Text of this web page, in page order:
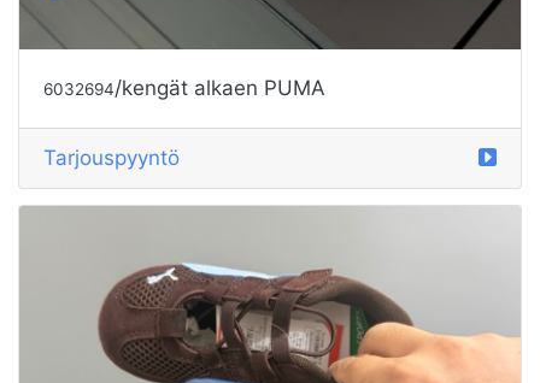
6032694/kengät alkaen PUMA
Tarjouspyyntö